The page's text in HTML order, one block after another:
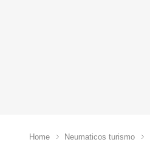
Home Neumaticos turismo